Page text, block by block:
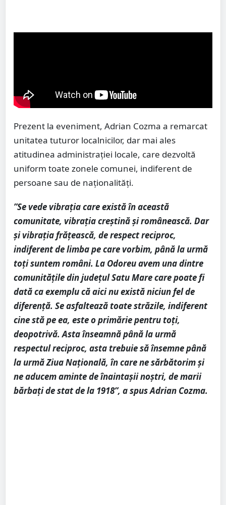
Prezent la eveniment, Adrian Cozma a remarcat
unitatea tuturor localnicilor, dar mai ales
atitudinea administrației locale, care dezvoltă
uniform toate zonele comunei, indiferent de
persoane sau de naționalități.
”Se vede vibrația care există în această
comunitate, vibrația creștină și românească. Dar
și vibrația frățească, de respect reciproc,
indiferent de limba pe care vorbim, până la urmă
toți suntem români. La Odoreu avem una dintre
comunitățile din județul Satu Mare care poate fi
dată ca exemplu că aici nu există niciun fel de
diferență. Se asfaltează toate străzile, indiferent
cine stă pe ea, este o primărie pentru toți,
deopotrivă. Asta înseamnă până la urmă
respectul reciproc, asta trebuie să însemne până
la urmă Ziua Națională, în care ne sărbătorim și
ne aducem aminte de înaintașii noștri, de marii
bărbați de stat de la 1918”, a spus Adrian Cozma.